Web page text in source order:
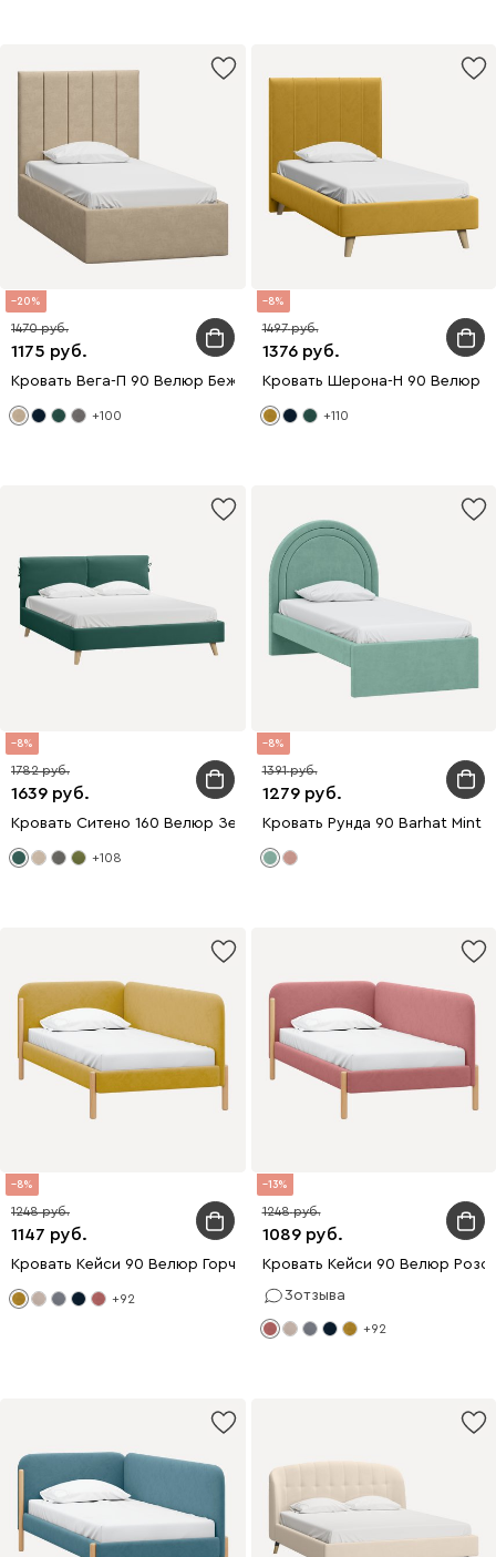
20
1175
1470
Кровать Вега-П 90 Велюр Бежевый
+100
8
1376
1497
Кровать Шерона-Н 90 Велюр
+110
8
1639
1782
Кровать Ситено 160 Велюр Зеленый
+108
8
1279
1391
Кровать Рунда 90 Barhat Mint
8
1147
1248
Кровать Кейси 90 Велюр Горчичный
+92
13
1089
1248
Кровать Кейси 90 Велюр
3отзыва
+92